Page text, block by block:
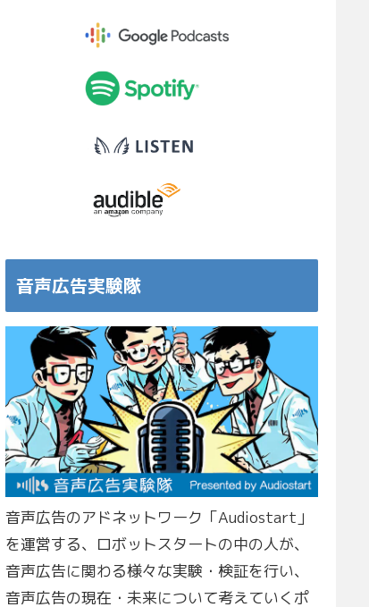
音声広告実験隊
音声広告のアドネットワーク「Audiostart」
を運営する、ロボットスタートの中の人が、
音声広告に関わる様々な実験・検証を行い、
音声広告の現在・未来について考えていくポ